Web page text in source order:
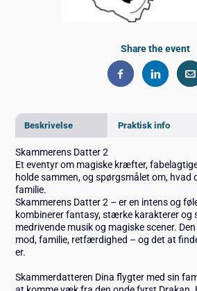
Beskrivelse Praktisk info
Skammerens Datter 2
Et eventyr om magiske kræfter,
holde sammen, og spørgsmålet om, hvad
familie.
Skammerens Datter 2 – er en intens og
kombinerer fantasy, stærke karakterer og
medrivende musik og magiske scener.
mod, familie, retfærdighed – og det at
er.
Skammerdatteren Dina flygter med sin
Share the event